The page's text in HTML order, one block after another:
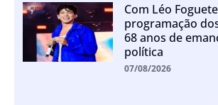
Com Léo
programação
68 anos de
política
07/08/2026